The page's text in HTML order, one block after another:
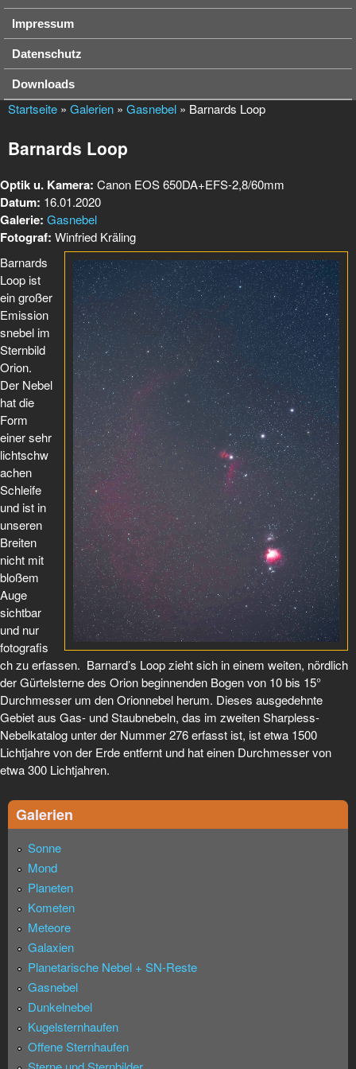
Impressum
Datenschutz
Downloads
Startseite » Galerien » Gasnebel » Barnards Loop
Barnards Loop
Optik u. Kamera: Canon EOS 650DA+EFS-2,8/60mm
Datum: 16.01.2020
Galerie: Gasnebel
Fotograf: Winfried Kräling
Barnards
Loop ist
ein großer
Emission
snebel im
Sternbild
Orion.
Der Nebel
hat die
Form
einer sehr
lichtschw
achen
Schleife
und ist in
unseren
Breiten
nicht mit
bloßem
Auge
sichtbar
und nur
fotografis
ch zu erfassen. Barnard’s Loop zieht sich in einem weiten, nördlich
der Gürtelsterne des Orion beginnenden Bogen von 10 bis 15°
Durchmesser um den Orionnebel herum. Dieses ausgedehnte
Gebiet aus Gas- und Staubnebeln, das im zweiten Sharpless-
Nebelkatalog unter der Nummer 276 erfasst ist, ist etwa 1500
Lichtjahre von der Erde entfernt und hat einen Durchmesser von
etwa 300 Lichtjahren.
Galerien
Sonne
Mond
Planeten
Kometen
Meteore
Galaxien
Planetarische Nebel + SN-Reste
Gasnebel
Dunkelnebel
Kugelsternhaufen
Offene Sternhaufen